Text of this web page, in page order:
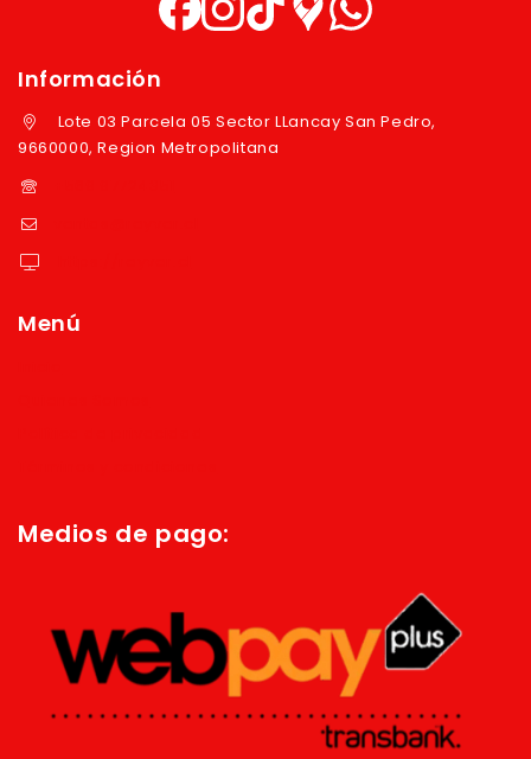
Información
Lote 03 Parcela 05 Sector LLancay San Pedro,
9660000, Region Metropolitana
Menú
Medios de pago: